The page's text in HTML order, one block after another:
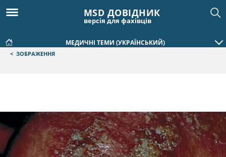
MSD ДОВІДНИК
версія для фахівців
МЕДИЧНІ ТЕМИ (УКРАЇНСЬКИЙ)
< ЗОБРАЖЕННЯ